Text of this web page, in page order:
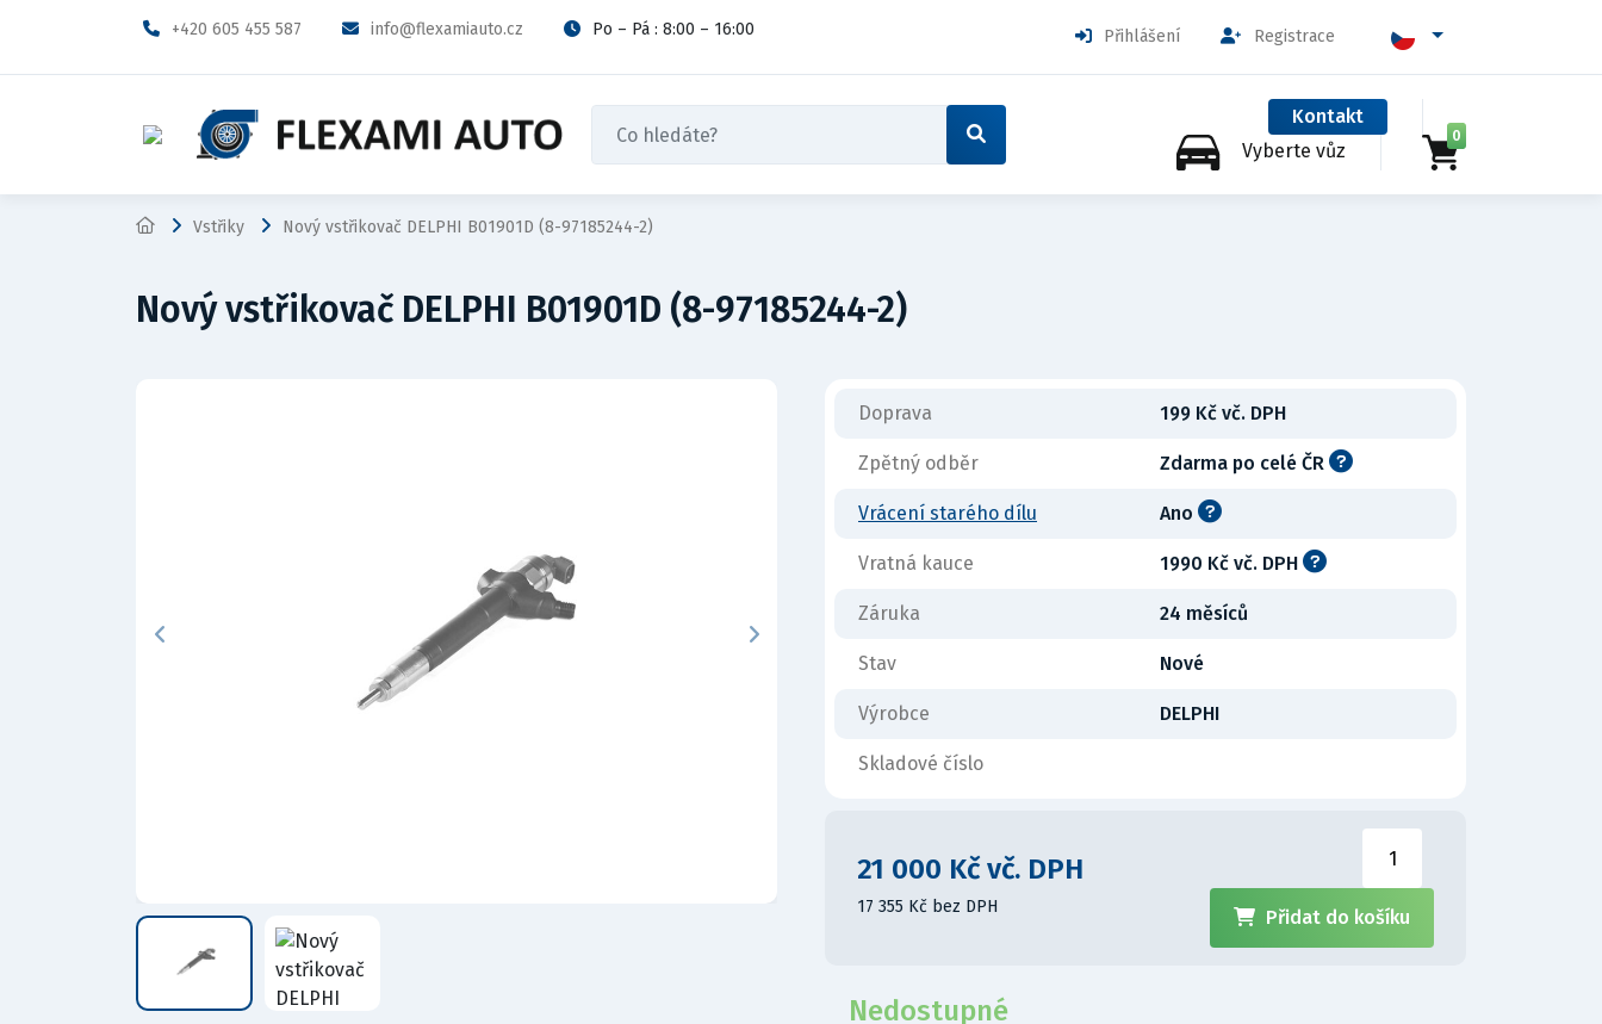
+420 605 455 587 info@flexamiauto.cz Po – Pá : 8:00 – 16:00 Přihlášení Registrace
Kontakt
Vyberte vůz
0
Vstřiky Nový vstřikovač DELPHI B01901D (8-97185244-2)
Nový vstřikovač DELPHI B01901D (8-97185244-2)
Doprava 199 Kč vč. DPH
Zpětný odběr Zdarma po celé ČR
Vrácení starého dílu Ano
Vratná kauce 1990 Kč vč. DPH
Záruka 24 měsíců
Stav Nové
Výrobce DELPHI
Skladové číslo
21 000 Kč vč. DPH
17 355 Kč bez DPH Přidat do košíku
Nedostupné